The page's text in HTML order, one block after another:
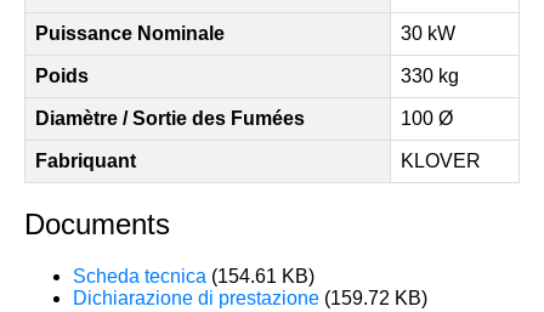
Puissance Nominale 30 kW
Poids 330 kg
Diamètre / Sortie des Fumées 100 Ø
Fabriquant KLOVER
Documents
Scheda tecnica (154.61 KB)
Dichiarazione di prestazione (159.72 KB)